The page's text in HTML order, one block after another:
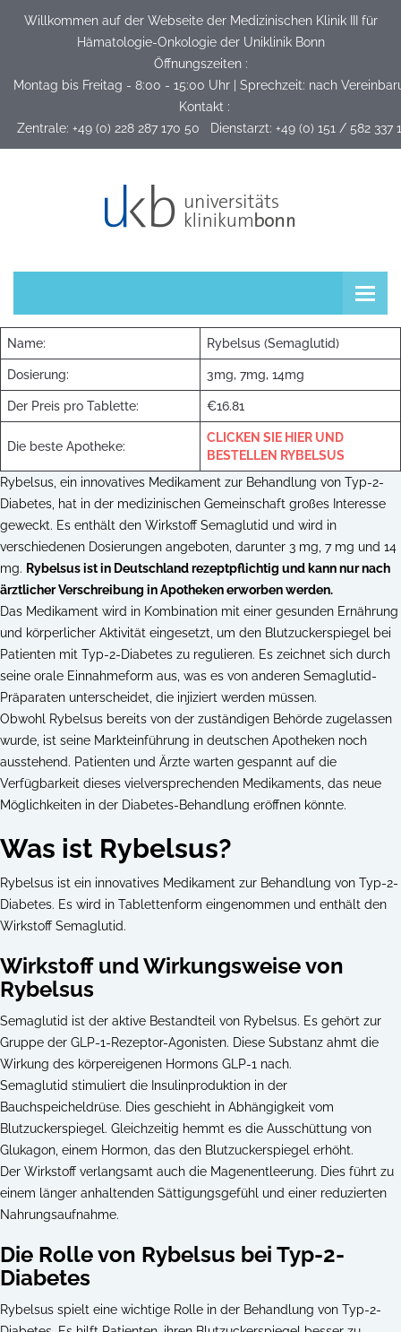
Willkommen auf der Webseite der Medizinischen Klinik III für
Hämatologie-Onkologie der Uniklinik Bonn
Öffnungszeiten :
Montag bis Freitag - 8:00 - 15:00 Uhr | Sprechzeit: nach
Kontakt :
Zentrale: +49 (0) 228 287 170 50   Dienstarzt: +49 (0) 151 / 582 337
Name: Rybelsus (Semaglutid)
Dosierung: 3mg, 7mg, 14mg
Der Preis pro Tablette: €16.81
Die beste Apotheke:
CLICKEN SIE HIER UND
BESTELLEN RYBELSUS
Rybelsus, ein innovatives Medikament zur Behandlung von Typ-2-
Diabetes, hat in der medizinischen Gemeinschaft großes Interesse
geweckt. Es enthält den Wirkstoff Semaglutid und wird in
verschiedenen Dosierungen angeboten, darunter 3 mg, 7 mg und 14
mg. Rybelsus ist in Deutschland rezeptpflichtig und kann nur nach
ärztlicher Verschreibung in Apotheken erworben werden.
Das Medikament wird in Kombination mit einer gesunden Ernährung
und körperlicher Aktivität eingesetzt, um den Blutzuckerspiegel bei
Patienten mit Typ-2-Diabetes zu regulieren. Es zeichnet sich durch
seine orale Einnahmeform aus, was es von anderen Semaglutid-
Präparaten unterscheidet, die injiziert werden müssen.
Obwohl Rybelsus bereits von der zuständigen Behörde zugelassen
wurde, ist seine Markteinführung in deutschen Apotheken noch
ausstehend. Patienten und Ärzte warten gespannt auf die
Verfügbarkeit dieses vielversprechenden Medikaments, das neue
Möglichkeiten in der Diabetes-Behandlung eröffnen könnte.
Was ist Rybelsus?
Rybelsus ist ein innovatives Medikament zur Behandlung von Typ-2-
Diabetes. Es wird in Tablettenform eingenommen und enthält den
Wirkstoff Semaglutid.
Wirkstoff und Wirkungsweise von
Rybelsus
Semaglutid ist der aktive Bestandteil von Rybelsus. Es gehört zur
Gruppe der GLP-1-Rezeptor-Agonisten. Diese Substanz ahmt die
Wirkung des körpereigenen Hormons GLP-1 nach.
Semaglutid stimuliert die Insulinproduktion in der
Bauchspeicheldrüse. Dies geschieht in Abhängigkeit vom
Blutzuckerspiegel. Gleichzeitig hemmt es die Ausschüttung von
Glukagon, einem Hormon, das den Blutzuckerspiegel erhöht.
Der Wirkstoff verlangsamt auch die Magenentleerung. Dies führt zu
einem länger anhaltenden Sättigungsgefühl und einer reduzierten
Nahrungsaufnahme.
Die Rolle von Rybelsus bei Typ-2-
Diabetes
Rybelsus spielt eine wichtige Rolle in der Behandlung von Typ-2-